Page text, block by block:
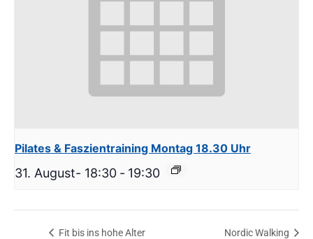
Pilates & Faszientraining Montag 18.30 Uhr
31. August- 18:30 - 19:30
Fit bis ins hohe Alter Nordic Walking